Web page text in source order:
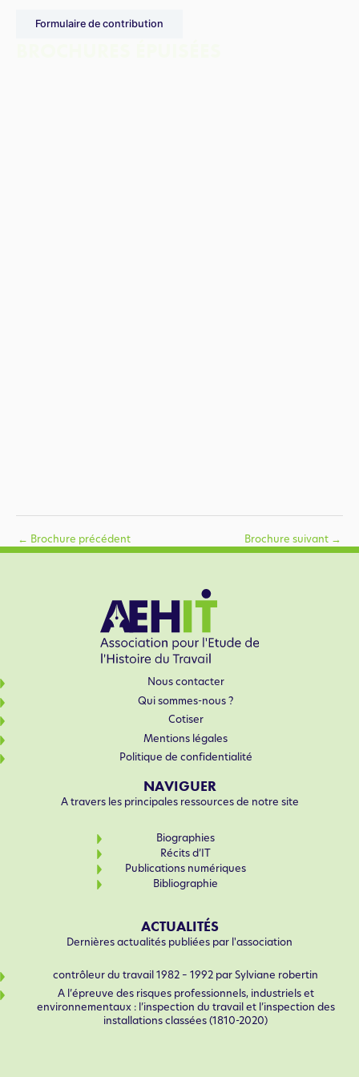
Formulaire de contribution
← Brochure précédent Brochure suivant →
Nous contacter
Qui sommes-nous ?
Cotiser
Mentions légales
Politique de confidentialité
NAVIGUER
A travers les principales ressources de notre site
Biographies
Récits d’IT
Publications numériques
Bibliographie
ACTUALITÉS
Dernières actualités publiées par l'association
contrôleur du travail 1982 – 1992 par Sylviane robertin
A l’épreuve des risques professionnels, industriels et
environnementaux : l’inspection du travail et l’inspection des
installations classées (1810-2020)